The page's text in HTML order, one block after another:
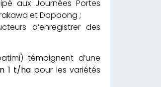
aux Journées Portes
et Dapaong ;
d’enregistrer des
témoignent d’une
1 t/ha pour les variétés